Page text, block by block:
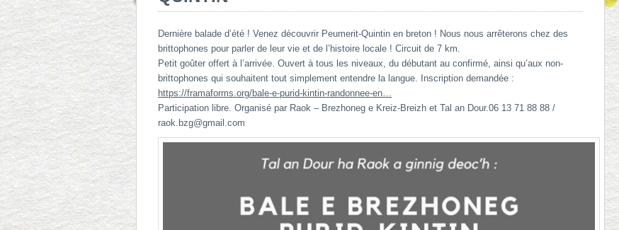
Dernière balade d’été ! Venez découvrir Peumerit-Quintin en breton ! Nous nous arrêterons chez des
brittophones pour parler de leur vie et de l’histoire locale ! Circuit de 7 km.
Petit goûter offert à l’arrivée. Ouvert à tous les niveaux, du débutant au confirmé, ainsi qu’aux non-
brittophones qui souhaitent tout simplement entendre la langue. Inscription demandée :
https://framaforms.org/bale-e-purid-kintin-randonnee-en…
Participation libre. Organisé par Raok – Brezhoneg e Kreiz-Breizh et Tal an Dour.06 13 71 88 88 /
raok.bzg@gmail.com